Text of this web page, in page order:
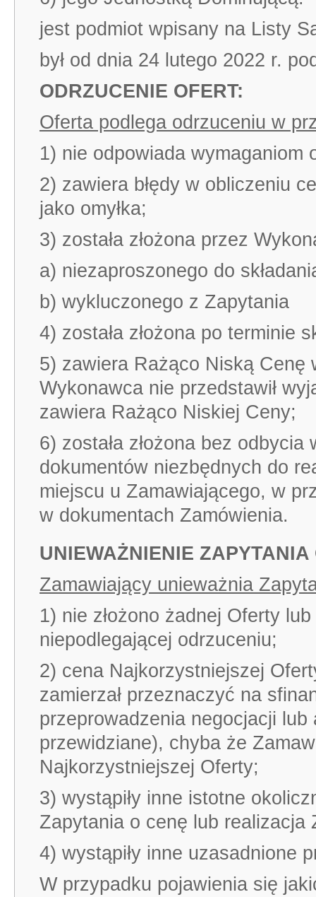
jest podmiot wpisany na Listy
był od dnia 24 lutego 2022 r.
ODRZUCENIE OFERT:
Oferta podlega odrzuceniu w
1) nie odpowiada wymaganiom
2) zawiera błędy w obliczeniu
jako omyłka;
3) została złożona przez
a) niezaproszonego do
b) wykluczonego z Zapytania
4) została złożona po terminie
5) zawiera Rażąco Niską Cenę
Wykonawca nie przedstawił
zawiera Rażąco Niskiej Ceny;
6) została złożona bez
dokumentów niezbędnych do
miejscu u Zamawiającego, w
w dokumentach Zamówienia.
UNIEWAŻNIENIE ZAPYTANIA
Zamawiający unieważnia
1) nie złożono żadnej Oferty
niepodlegającej odrzuceniu;
2) cena Najkorzystniejszej
zamierzał przeznaczyć na
przeprowadzenia negocjacji
przewidziane), chyba że
Najkorzystniejszej Oferty;
3) wystąpiły inne istotne
Zapytania o cenę lub realizacja
4) wystąpiły inne uzasadnione
W przypadku pojawienia się